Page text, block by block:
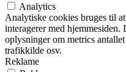
Analytics
Analytiske cookies bruges til
interagerer med
oplysninger om metrics
trafikkilde osv.
Reklame